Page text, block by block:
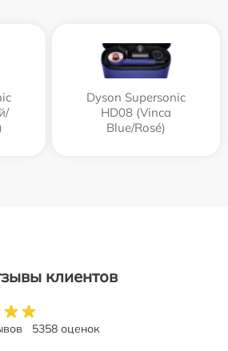
Dyson Supersonic
HD08 (Vinca
Blue/Rosé)
клиентов
5358 оценок